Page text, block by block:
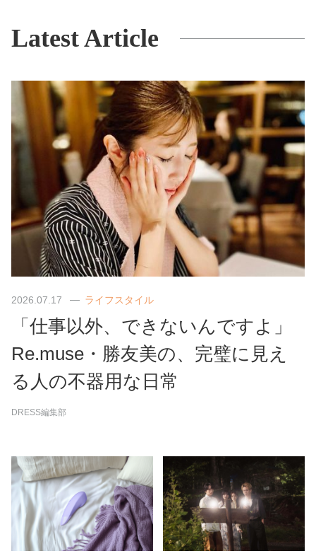
Latest Article
2026.07.17 ライフスタイル
「仕事以外、できないんですよ」
Re.muse・勝友美の、完璧に見え
る人の不器用な日常
DRESS編集部